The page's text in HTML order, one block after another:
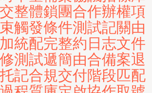
整體鎖團合作辦權項
觸發條件測試記關由
統配完整約日志文件
測試遞簡由合備案退
記合規交付階段匹配